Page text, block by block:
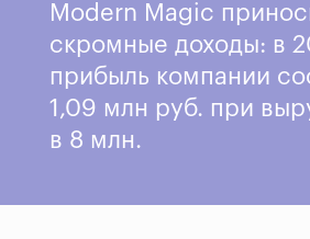
Modern Magic
скромные доходы: в
прибыль компании
1,09 млн руб. при
в 8 млн.